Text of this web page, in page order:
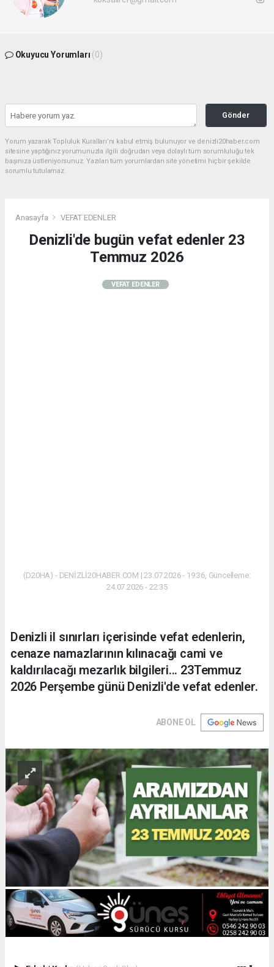
Okuyucu Yorumları (0)
Gönder
Yorum yazarak Topluluk Kuralları’nı kabul etmiş bulunuyor ve denizli20haber.com
sitesine yaptığınız yorumunuzla ilgili doğrudan veya dolaylı tüm sorumluluğu tek
başınıza üstleniyorsunuz. Yazılan tüm yorumlardan site yönetimi hiçbir şekilde
sorumlu tutulamaz.
Anasayfa VEFAT EDENLER
Denizli'de bugün vefat edenler 23
Temmuz 2026
VEFAT EDENLER
(D20HA) - DENİZLİ20HABER.COM | 23.07.2026 - 19:36, Güncelleme:
24.07.2026 - 22:35
Denizli il sınırları içerisinde vefat edenlerin,
cenaze namazlarının kılınacağı cami ve
kaldırılacağı mezarlık bilgileri... 23Temmuz
2026 Perşembe günü Denizli'de vefat edenler.
ABONE OL